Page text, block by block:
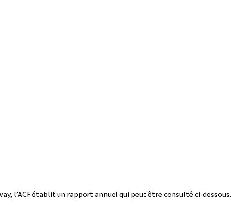
l’ACF établit un rapport annuel qui peut être consulté ci-dessous.